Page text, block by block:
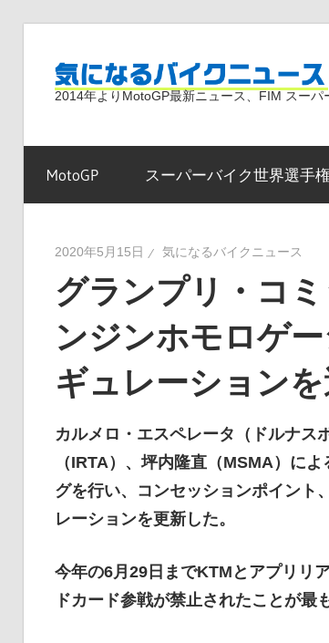
2014年よりMotoGP最新ニュース、FIM スーパ
MotoGP スーパーバイク世界選手
2020年5月15日 気になるバイクニュース
グランプリ・コ
ンジンホモロゲ
ギュレーションを
カルメロ・エスペレータ（ドルナス
（IRTA）、坪内隆直（MSMA）に
グを行い、コンセッションポイント
レーションを更新した。
今年の6月29日までKTMとアプリリ
ドカード参戦が禁止されたことが最